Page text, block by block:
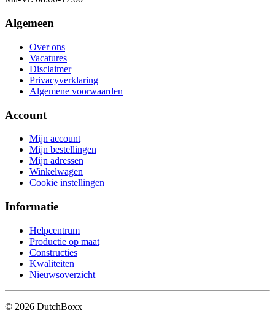
Algemeen
Over ons
Vacatures
Disclaimer
Privacyverklaring
Algemene voorwaarden
Account
Mijn account
Mijn bestellingen
Mijn adressen
Winkelwagen
Cookie instellingen
Informatie
Helpcentrum
Productie op maat
Constructies
Kwaliteiten
Nieuwsoverzicht
© 2026 DutchBoxx